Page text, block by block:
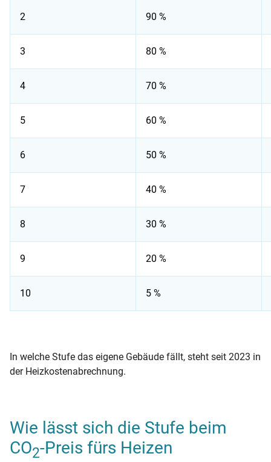
2 90 %
3 80 %
4 70 %
5 60 %
6 50 %
7 40 %
8 30 %
9 20 %
10 5 %
In welche Stufe das eigene Gebäude fällt, steht seit 2023 in
der Heizkostenabrechnung.
Wie lässt sich die Stufe beim
CO2-Preis fürs Heizen